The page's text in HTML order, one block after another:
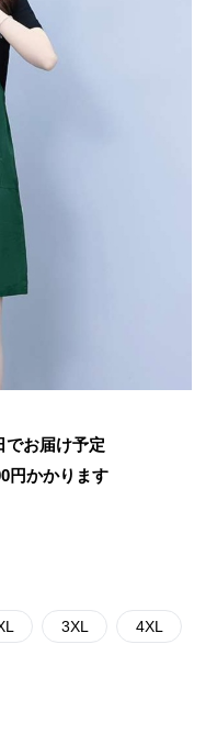
でお届け予定
円かかります
3XL 4XL